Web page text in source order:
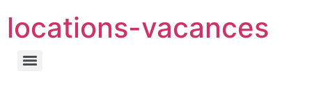
locations-vacances